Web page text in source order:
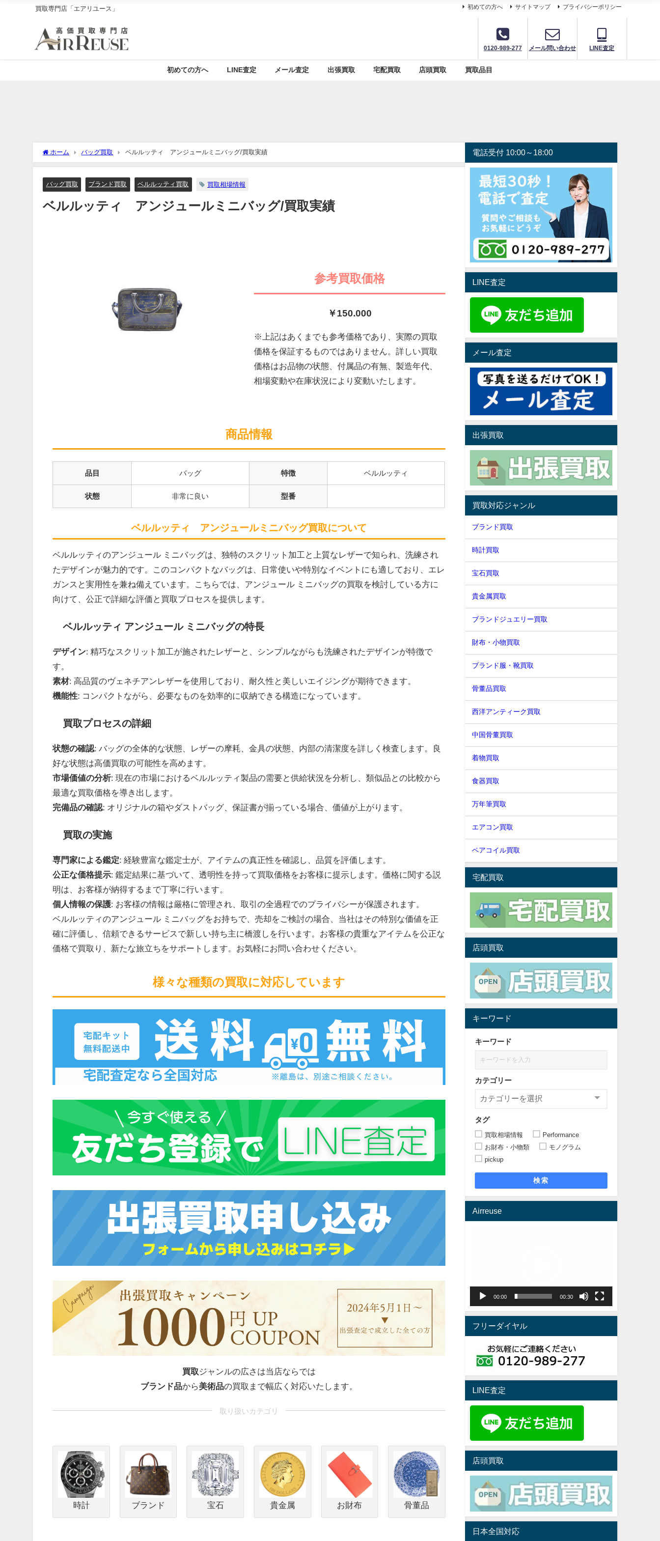
買取専門店「エアリユース」 初めての方へ サイトマップ プライバシーポリシー
0120-989-277 メール問い合わせ LINE査定
初めての方へ LINE査定 メール査定 出張買取 宅配買取 店頭買取 買取品目
ホーム バッグ買取 ベルルッティ アンジュールミニバッグ/買取実績
バッグ買取 ブランド買取 ベルルッティ買取 買取相場情報
ベルルッティ アンジュールミニバッグ/買取実績
参考買取価格
￥150.000
※上記はあくまでも参考価格であり、実際の買取
価格を保証するものではありません。詳しい買取
価格はお品物の状態、付属品の有無、製造年代、
相場変動や在庫状況により変動いたします。
商品情報
品目 バッグ 特徴 ベルルッティ
状態 非常に良い 型番
ベルルッティ アンジュールミニバッグ買取について
ベルルッティのアンジュール ミニバッグは、独特のスクリット加工と上質なレザーで知られ、洗練され
たデザインが魅力的です。このコンパクトなバッグは、日常使いや特別なイベントにも適しており、エレ
ガンスと実用性を兼ね備えています。こちらでは、アンジュール ミニバッグの買取を検討している方に
向けて、公正で詳細な評価と買取プロセスを提供します。
ベルルッティ アンジュール ミニバッグの特長
デザイン: 精巧なスクリット加工が施されたレザーと、シンプルながらも洗練されたデザインが特徴で
す。
素材: 高品質のヴェネチアンレザーを使用しており、耐久性と美しいエイジングが期待できます。
機能性: コンパクトながら、必要なものを効率的に収納できる構造になっています。
買取プロセスの詳細
状態の確認: バッグの全体的な状態、レザーの摩耗、金具の状態、内部の清潔度を詳しく検査します。良
好な状態は高価買取の可能性を高めます。
市場価値の分析: 現在の市場におけるベルルッティ製品の需要と供給状況を分析し、類似品との比較から
最適な買取価格を導き出します。
完備品の確認: オリジナルの箱やダストバッグ、保証書が揃っている場合、価値が上がります。
買取の実施
専門家による鑑定: 経験豊富な鑑定士が、アイテムの真正性を確認し、品質を評価します。
公正な価格提示: 鑑定結果に基づいて、透明性を持って買取価格をお客様に提示します。価格に関する説
明は、お客様が納得するまで丁寧に行います。
個人情報の保護: お客様の情報は厳格に管理され、取引の全過程でのプライバシーが保護されます。
ベルルッティのアンジュール ミニバッグをお持ちで、売却をご検討の場合、当社はその特別な価値を正
確に評価し、信頼できるサービスで新しい持ち主に橋渡しを行います。お客様の貴重なアイテムを公正な
価格で買取り、新たな旅立ちをサポートします。お気軽にお問い合わせください。
様々な種類の買取に対応しています
買取ジャンルの広さは当店ならでは
ブランド品から美術品の買取まで幅広く対応いたします。
時計 ブランド 宝石 貴金属 お財布 骨董品
電話受付 10:00～18:00
LINE査定
メール査定
出張買取
買取対応ジャンル
ブランド買取
時計買取
宝石買取
貴金属買取
ブランドジュエリー買取
財布・小物買取
ブランド服・靴買取
骨董品買取
西洋アンティーク買取
中国骨董買取
着物買取
食器買取
万年筆買取
エアコン買取
ペアコイル買取
宅配買取
店頭買取
キーワード
キーワード
カテゴリー
タグ
買取相場情報
Performance
お財布・小物類
モノグラム
pickup
検索
Airreuse
ー
00:00 00:30
フリーダイヤル
LINE査定
店頭買取
日本全国対応